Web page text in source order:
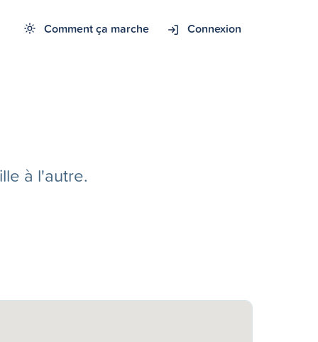
Comment ça marche Connexion
à l'autre.